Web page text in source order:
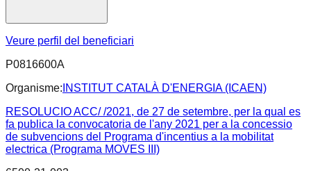
Veure perfil del beneficiari
P0816600A
Organisme: INSTITUT CATALÀ D'ENERGIA (ICAEN)
RESOLUCIO ACC/ /2021, de 27 de setembre, per la qual es
fa publica la convocatoria de l'any 2021 per a la concessio
de subvencions del Programa d'incentius a la mobilitat
electrica (Programa MOVES III)